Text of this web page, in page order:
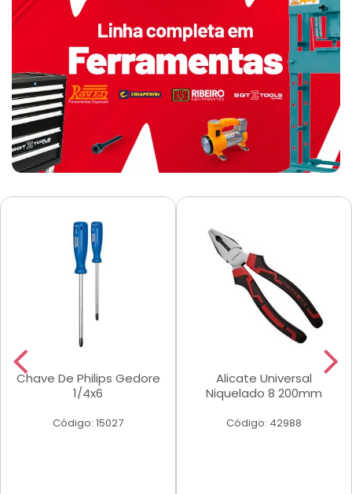
Chave De Philips Gedore
1/4x6
Código: 15027
Alicate Universal
Niquelado 8 200mm
Código: 42988